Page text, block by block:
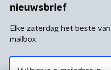
nieuwsbrief
Elke zaterdag het beste
mailbox